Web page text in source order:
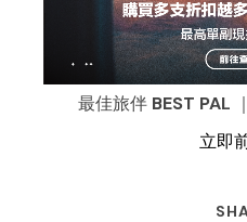
最佳旅伴 BEST PAL
立即